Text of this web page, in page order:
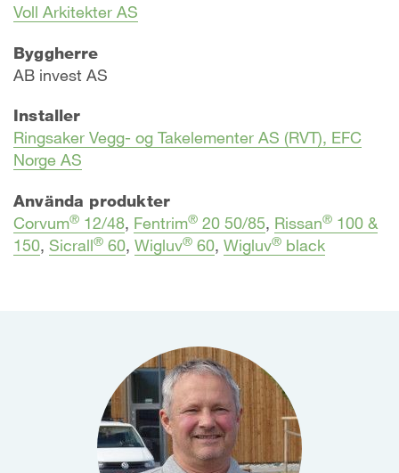
Voll Arkitekter AS
Byggherre
AB invest AS
Installer
Ringsaker Vegg- og Takelementer AS (RVT), EFC
Norge AS
Använda produkter
Corvum® 12/48, Fentrim® 20 50/85, Rissan® 100 &
150, Sicrall® 60, Wigluv® 60, Wigluv® black